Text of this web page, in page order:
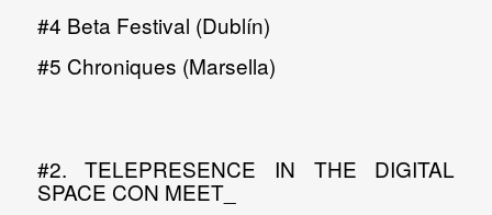
#4 Beta Festival (Dublín)
#5 Chroniques (Marsella)
#2. TELEPRESENCE IN THE DIGITAL
SPACE CON MEET_